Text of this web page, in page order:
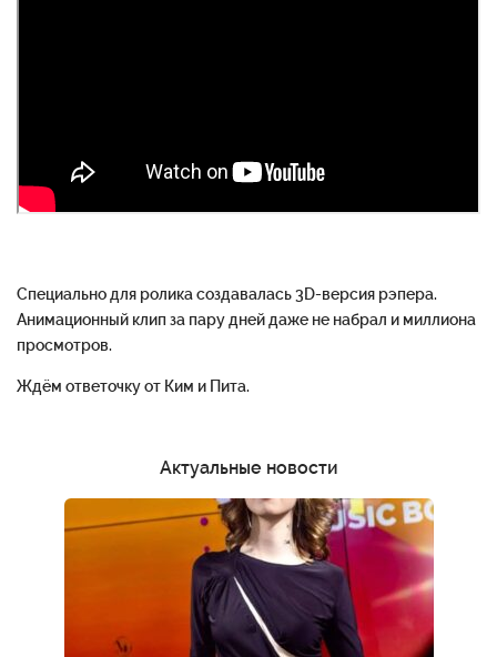
Специально для ролика создавалась 3D-версия рэпера.
Анимационный клип за пару дней даже не набрал и миллиона
просмотров.
Ждём ответочку от Ким и Пита.
Актуальные новости